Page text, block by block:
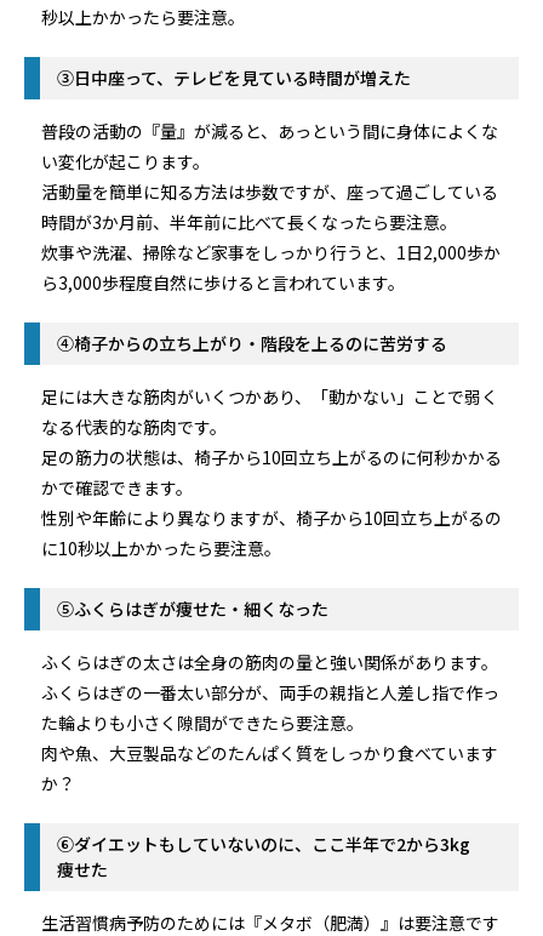
秒以上かかったら要注意。
③日中座って、テレビを見ている時間が増えた
普段の活動の『量』が減ると、あっという間に身体によくな
い変化が起こります。
活動量を簡単に知る方法は歩数ですが、座って過ごしている
時間が3か月前、半年前に比べて長くなったら要注意。
炊事や洗濯、掃除など家事をしっかり行うと、1日2,000歩か
ら3,000歩程度自然に歩けると言われています。
④椅子からの立ち上がり・階段を上るのに苦労する
足には大きな筋肉がいくつかあり、「動かない」ことで弱く
なる代表的な筋肉です。
足の筋力の状態は、椅子から10回立ち上がるのに何秒かかる
かで確認できます。
性別や年齢により異なりますが、椅子から10回立ち上がるの
に10秒以上かかったら要注意。
⑤ふくらはぎが痩せた・細くなった
ふくらはぎの太さは全身の筋肉の量と強い関係があります。
ふくらはぎの一番太い部分が、両手の親指と人差し指で作っ
た輪よりも小さく隙間ができたら要注意。
肉や魚、大豆製品などのたんぱく質をしっかり食べています
か？
⑥ダイエットもしていないのに、ここ半年で2から3kg
痩せた
生活習慣病予防のためには『メタボ（肥満）』は要注意です